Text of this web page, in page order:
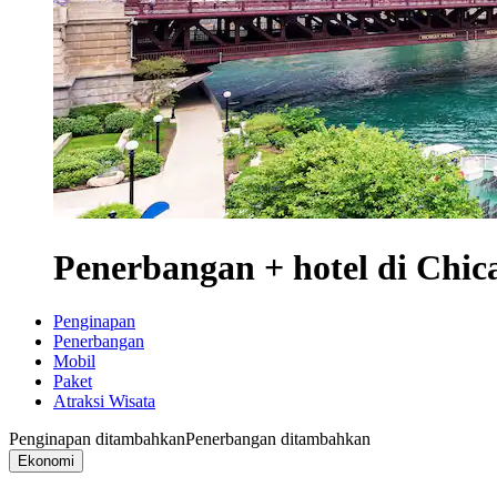
Penerbangan + hotel di
Penginapan
Penerbangan
Mobil
Paket
Atraksi Wisata
Penginapan ditambahkanPenerbangan ditambahkan
Ekonomi